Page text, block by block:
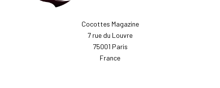
Cocottes Magazine
7 rue du Louvre
75001 Paris
France